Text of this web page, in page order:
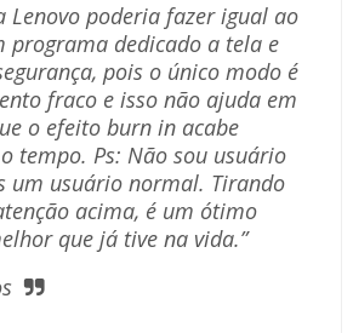
Lenovo poderia fazer igual ao
programa dedicado a tela e
pois o único modo é
fraco e isso não ajuda em
o efeito burn in acabe
tempo. Ps: Não sou usuário
um usuário normal. Tirando
acima, é um ótimo
que já tive na vida.”